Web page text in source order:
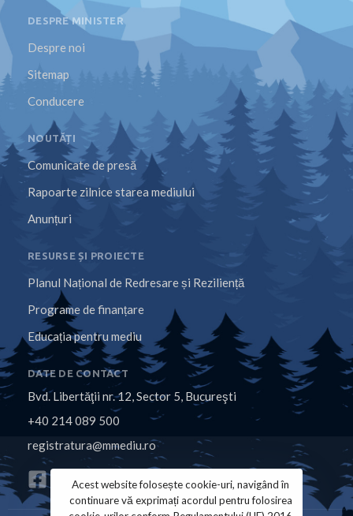
DESPRE MINISTER
Despre noi
Sitemap
Conducere
NOUTĂȚI
Comunicate de presă
Rapoarte zilnice starea mediului
Anunțuri
RESURSE ȘI PROIECTE
Planul Național de Redresare și Reziliență
Programe de finanțare
Educația pentru mediu
DATE DE CONTACT
Bvd. Libertăţii nr. 12, Sector 5, Bucureşti
+40 214 089 500
registratura@mmediu.ro
Acest website folosește cookie-uri, navigând în
continuare vă exprimați acordul pentru folosirea